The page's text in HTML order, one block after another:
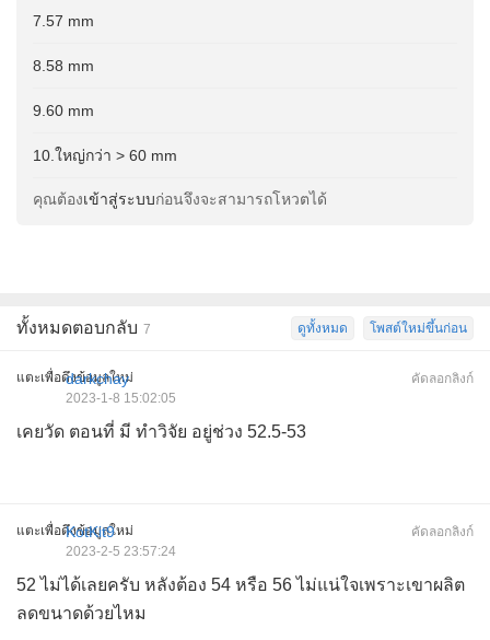
7.57 mm
8.58 mm
9.60 mm
10.ใหญ่กว่า > 60 mm
คุณต้องเข้าสู่ระบบก่อนจึงจะสามารถโหวตได้
โพสต์ใหม่ขึ้นก่อน
ดูทั้งหมด
ทั้งหมดตอบกลับ 7
แตะเพื่อดึงข้อมูลใหม่ คัดลอกลิงก์
darkchay
2023-1-8 15:02:05
เคยวัด ตอนที่ มี ทำวิจัย อยู่ช่วง 52.5-53
แตะเพื่อดึงข้อมูลใหม่ คัดลอกลิงก์
KotKit9
2023-2-5 23:57:24
52 ไม่ได้เลยครับ หลังต้อง 54 หรือ 56 ไม่แน่ใจเพราะเขาผลิต
ลดขนาดด้วยไหม